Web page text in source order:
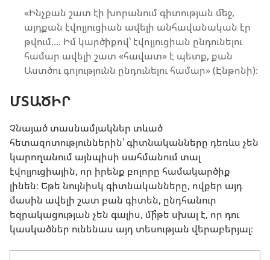
«Ինչքան շատ էի խորանում գիտության մեջ,
այդքան էվոլյուցիան ավելի անհավանական էր
թվում.... Իմ կարծիքով՝ էվոլյուցիան ընդունելու
համար ավելի շատ «հավատ» է պետք, քան
Աստծու գոյությունն ընդունելու համար» (Էնթոնի)։
ՄՏԱԾԻՐ
Չնայած տասնամյակներ տևած
հետազոտություններին՝ գիտնականները դեռևս չեն
կարողանում այնպիսի սահմանում տալ
էվոլյուցիային, որ իրենք բոլորը համակարծիք
լինեն։ Եթե նույնիսկ գիտնականները, ովքեր այդ
մասին ավելի շատ բան գիտեն, ընդհանուր
եզրակացության չեն գալիս, մի՞թե սխալ է, որ դու
կասկածներ ունենաս այդ տեսության վերաբերյալ։